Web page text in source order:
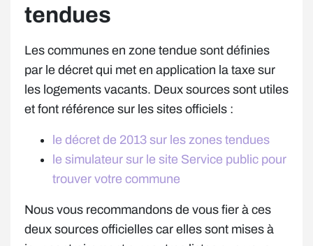
tendues
Les communes en zone tendue sont définies
par le décret qui met en application la taxe sur
les logements vacants. Deux sources sont utiles
et font référence sur les sites officiels :
le décret de 2013 sur les zones tendues
le simulateur sur le site Service public pour
trouver votre commune
Nous vous recommandons de vous fier à ces
deux sources officielles car elles sont mises à